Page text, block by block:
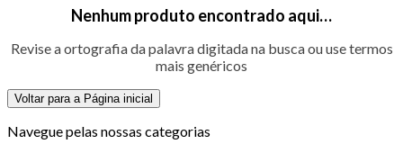
Nenhum produto encontrado aqui…
Revise a ortografia da palavra digitada na busca ou use termos
mais genéricos
Voltar para a Página inicial
Navegue pelas nossas categorias